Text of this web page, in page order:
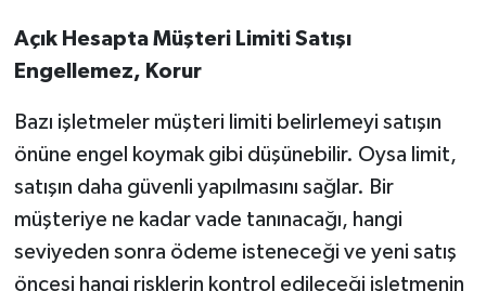
Açık Hesapta Müşteri Limiti Satışı
Engellemez, Korur
Bazı işletmeler müşteri limiti belirlemeyi satışın
önüne engel koymak gibi düşünebilir. Oysa limit,
satışın daha güvenli yapılmasını sağlar. Bir
müşteriye ne kadar vade tanınacağı, hangi
seviyeden sonra ödeme isteneceği ve yeni satış
öncesi hangi risklerin kontrol edileceği işletmenin